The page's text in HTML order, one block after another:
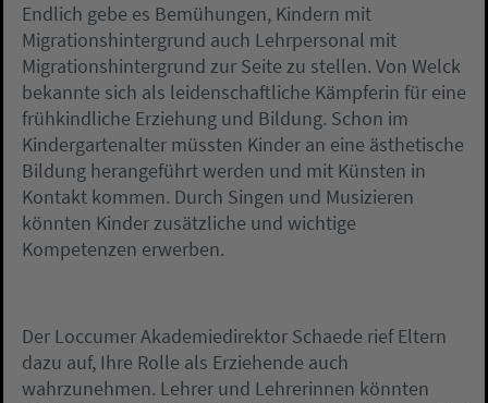
Endlich gebe es Bemühungen, Kindern mit
Migrationshintergrund auch Lehrpersonal mit
Migrationshintergrund zur Seite zu stellen. Von Welck
bekannte sich als leidenschaftliche Kämpferin für eine
frühkindliche Erziehung und Bildung. Schon im
Kindergartenalter müssten Kinder an eine ästhetische
Bildung herangeführt werden und mit Künsten in
Kontakt kommen. Durch Singen und Musizieren
könnten Kinder zusätzliche und wichtige
Kompetenzen erwerben.
Der Loccumer Akademiedirektor Schaede rief Eltern
dazu auf, Ihre Rolle als Erziehende auch
wahrzunehmen. Lehrer und Lehrerinnen könnten